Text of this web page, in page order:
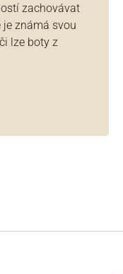
zachovávat
je známá svou
lze boty z